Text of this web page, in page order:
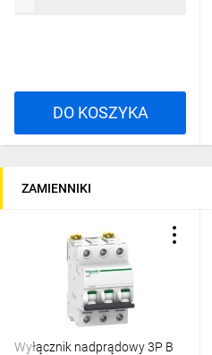
DO KOSZYKA
ZAMIENNIKI
Wyłącznik nadprądowy 3P B